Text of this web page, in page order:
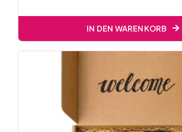
IN DEN WARENKORB